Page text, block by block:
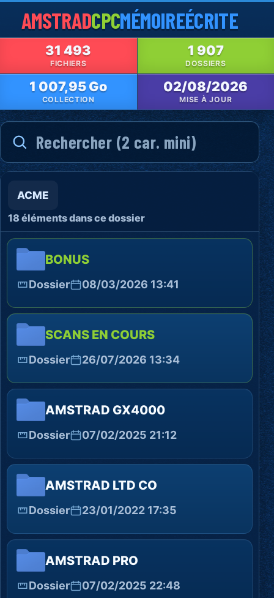
AMSTRADCPCMÉMOIREÉCRITE
31 493
FICHIERS
1 907
DOSSIERS
1 007,95 Go
COLLECTION
02/08/2026
MISE À JOUR
ACME
18 éléments dans ce dossier
BONUS
Dossier 08/03/2026 13:41
SCANS EN COURS
Dossier 26/07/2026 13:34
AMSTRAD GX4000
Dossier 07/02/2025 21:12
AMSTRAD LTD CO
Dossier 23/01/2022 17:35
AMSTRAD PRO
Dossier 07/02/2025 22:48